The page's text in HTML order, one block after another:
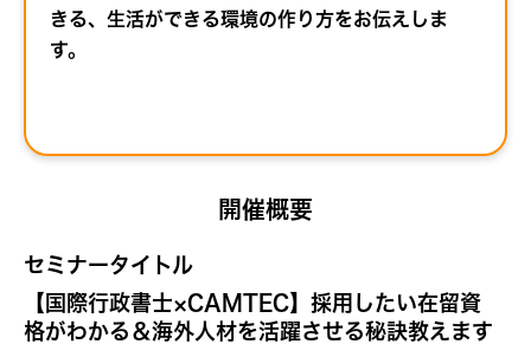
きる、生活ができる環境の作り方をお伝えしま
す。
開催概要
セミナータイトル
【国際行政書士×CAMTEC】採用したい在留資
格がわかる＆海外人材を活躍させる秘訣教えます